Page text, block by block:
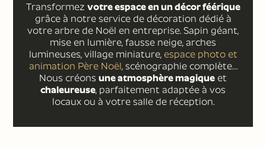
Transformez votre espace en un décor féérique
grâce à notre service de décoration dédié à
votre arbre de Noël en entreprise. Sapin géant,
mise en lumière, fausse neige, arches
lumineuses, village miniature, espace photo et
animation Père Noël, scénographie complète…
Nous créons une atmosphère magique et
chaleureuse, parfaitement adaptée à vos
locaux ou à votre salle de réception.